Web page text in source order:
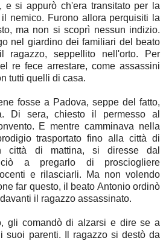
e si appurò ch'era transitato per la
nemico. Furono allora perquisiti la
ma non si scoprì nessun indizio.
nel giardino dei familiari del beato
ragazzo, seppellito nell'orto. Per
re fece arrestare, come assassini
tutti quelli di casa.
fosse a Padova, seppe del fatto,
Di sera, chiesto il permesso al
E mentre camminava nella
trasportato fino alla città di
città di mattina, si diresse dal
a pregarlo di prosciogliere
e rilasciarli. Ma non volendo
far questo, il beato Antonio ordinò
il ragazzo assassinato.
gli comandò di alzarsi e dire se a
suoi parenti. Il ragazzo si destò da